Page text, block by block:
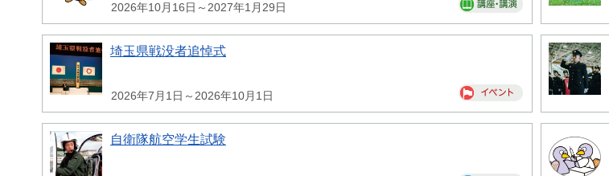
2026年10月16日～2027年1月29日
埼玉県戦没者追悼式
2026年7月1日～2026年10月1日
自衛隊航空学生試験